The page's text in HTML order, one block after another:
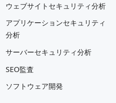
ウェブサイトセキュリティ分析
アプリケーションセキュリティ
分析
サーバーセキュリティ分析
SEO監査
ソフトウェア開発